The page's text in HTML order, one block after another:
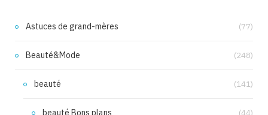
Astuces de grand-mères (77)
Beauté&Mode (248)
beauté (141)
beauté Bons plans (44)